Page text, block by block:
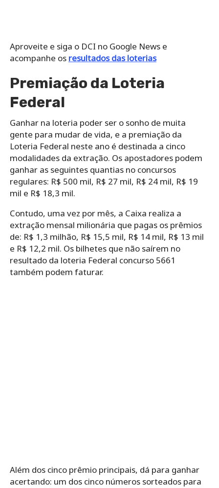
Aproveite e siga o DCI no Google News e
acompanhe os resultados das loterias
Premiação da Loteria
Federal
Ganhar na loteria poder ser o sonho de muita
gente para mudar de vida, e a premiação da
Loteria Federal neste ano é destinada a cinco
modalidades da extração. Os apostadores podem
ganhar as seguintes quantias no concursos
regulares: R$ 500 mil, R$ 27 mil, R$ 24 mil, R$ 19
mil e R$ 18,3 mil.
Contudo, uma vez por mês, a Caixa realiza a
extração mensal milionária que pagas os prêmios
de: R$ 1,3 milhão, R$ 15,5 mil, R$ 14 mil, R$ 13 mil
e R$ 12,2 mil. Os bilhetes que não saírem no
resultado da loteria Federal concurso 5661
também podem faturar.
Além dos cinco prêmio principais, dá para ganhar
acertando: um dos cinco números sorteados para